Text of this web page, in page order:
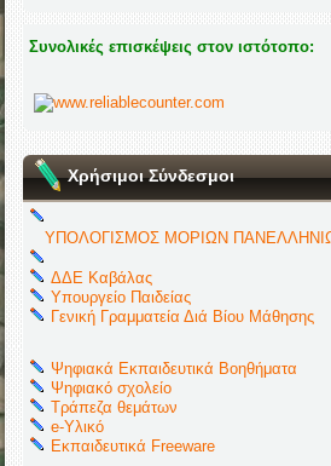
Συνολικές επισκέψεις στον ιστότοπο:
Χρήσιμοι Σύνδεσμοι
ΥΠΟΛΟΓΙΣΜΟΣ ΜΟΡΙΩΝ
ΔΔΕ Καβάλας
Υπουργείο Παιδείας
Γενική Γραμματεία Διά Βίου Μάθησης
Ψηφιακά Εκπαιδευτικά Βοηθήματα
Ψηφιακό σχολείο
Τράπεζα θεμάτων
e-Υλικό
Εκπαιδευτικά Freeware